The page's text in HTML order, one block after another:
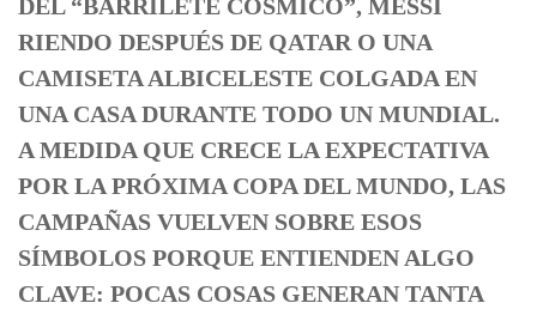
DEL “BARRILETE CÓSMICO”, MESSI
RIENDO DESPUÉS DE QATAR O UNA
CAMISETA ALBICELESTE COLGADA EN
UNA CASA DURANTE TODO UN MUNDIAL.
A MEDIDA QUE CRECE LA EXPECTATIVA
POR LA PRÓXIMA COPA DEL MUNDO, LAS
CAMPAÑAS VUELVEN SOBRE ESOS
SÍMBOLOS PORQUE ENTIENDEN ALGO
CLAVE: POCAS COSAS GENERAN TANTA